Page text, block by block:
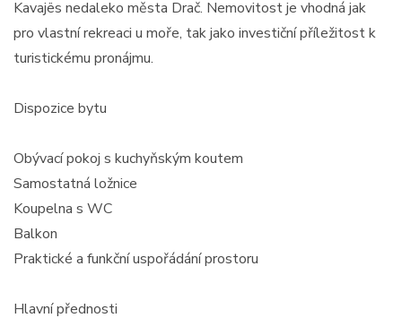
Kavajës nedaleko města Drač. Nemovitost je vhodná jak
pro vlastní rekreaci u moře, tak jako investiční příležitost k
turistickému pronájmu.
Dispozice bytu
Obývací pokoj s kuchyňským koutem
Samostatná ložnice
Koupelna s WC
Balkon
Praktické a funkční uspořádání prostoru
Hlavní přednosti